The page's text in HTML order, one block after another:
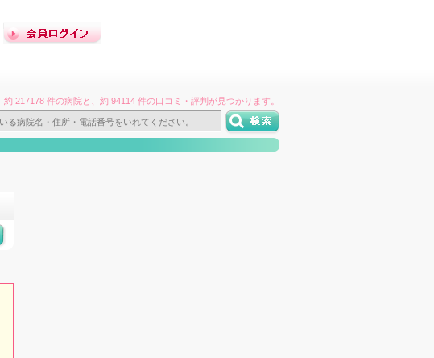
約 217178 件の病院と、約 94114 件の口コミ・評判が見つかります。